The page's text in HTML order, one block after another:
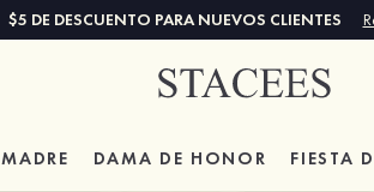
$5 DE DESCUENTO PARA NUEVOS CLIENTES
MADRE DAMA DE HONOR FIESTA